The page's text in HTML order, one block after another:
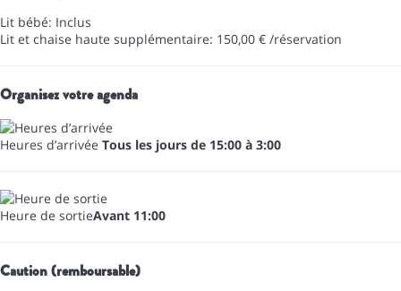
Lit bébé: Inclus
Lit et chaise haute supplémentaire: 150,00 € /réservation
Organisez votre agenda
Heures d’arrivée Tous les jours de 15:00 à 3:00
Heure de sortieAvant 11:00
Caution (remboursable)